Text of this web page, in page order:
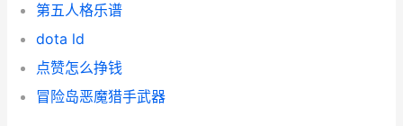
第五人格乐谱
dota ld
点赞怎么挣钱
冒险岛恶魔猎手武器